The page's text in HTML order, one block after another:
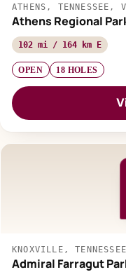
ATHENS, TENNESSEE,
Athens Regional
102 mi / 164 km E
OPEN 18 HOLES
KNOXVILLE,
Admiral Farragut